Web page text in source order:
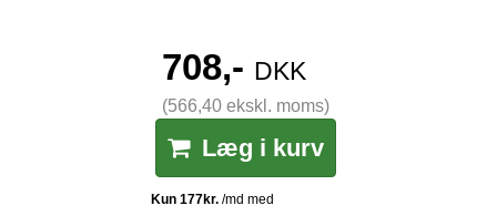
708,- DKK
(566,40 ekskl. moms)
Læg i kurv